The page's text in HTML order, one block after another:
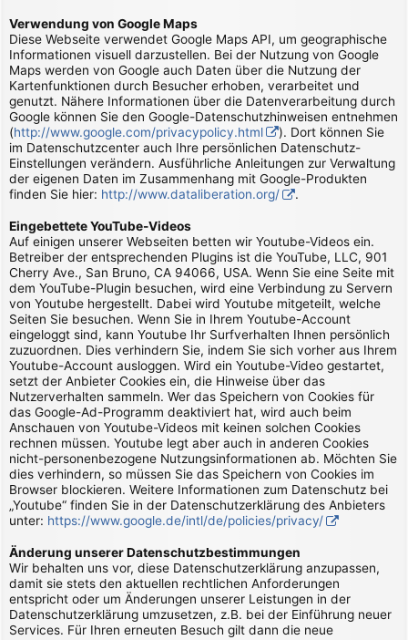
Verwendung von Google Maps
Diese Webseite verwendet Google Maps API, um geographische
Informationen visuell darzustellen. Bei der Nutzung von Google
Maps werden von Google auch Daten über die Nutzung der
Kartenfunktionen durch Besucher erhoben, verarbeitet und
genutzt. Nähere Informationen über die Datenverarbeitung durch
Google können Sie den Google-Datenschutzhinweisen entnehmen
(http://www.google.com/privacypolicy.html
). Dort können Sie
im Datenschutzcenter auch Ihre persönlichen Datenschutz-
Einstellungen verändern. Ausführliche Anleitungen zur Verwaltung
der eigenen Daten im Zusammenhang mit Google-Produkten
finden Sie hier: http://www.dataliberation.org/ .
Eingebettete YouTube-Videos
Auf einigen unserer Webseiten betten wir Youtube-Videos ein.
Betreiber der entsprechenden Plugins ist die YouTube, LLC, 901
Cherry Ave., San Bruno, CA 94066, USA. Wenn Sie eine Seite mit
dem YouTube-Plugin besuchen, wird eine Verbindung zu Servern
von Youtube hergestellt. Dabei wird Youtube mitgeteilt, welche
Seiten Sie besuchen. Wenn Sie in Ihrem Youtube-Account
eingeloggt sind, kann Youtube Ihr Surfverhalten Ihnen persönlich
zuzuordnen. Dies verhindern Sie, indem Sie sich vorher aus Ihrem
Youtube-Account ausloggen. Wird ein Youtube-Video gestartet,
setzt der Anbieter Cookies ein, die Hinweise über das
Nutzerverhalten sammeln. Wer das Speichern von Cookies für
das Google-Ad-Programm deaktiviert hat, wird auch beim
Anschauen von Youtube-Videos mit keinen solchen Cookies
rechnen müssen. Youtube legt aber auch in anderen Cookies
nicht-personenbezogene Nutzungsinformationen ab. Möchten Sie
dies verhindern, so müssen Sie das Speichern von Cookies im
Browser blockieren. Weitere Informationen zum Datenschutz bei
„Youtube“ finden Sie in der Datenschutzerklärung des Anbieters
unter: https://www.google.de/intl/de/policies/privacy/
Änderung unserer Datenschutzbestimmungen
Wir behalten uns vor, diese Datenschutzerklärung anzupassen,
damit sie stets den aktuellen rechtlichen Anforderungen
entspricht oder um Änderungen unserer Leistungen in der
Datenschutzerklärung umzusetzen, z.B. bei der Einführung neuer
Services. Für Ihren erneuten Besuch gilt dann die neue